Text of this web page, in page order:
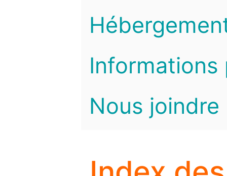
Informations
Nous joindre